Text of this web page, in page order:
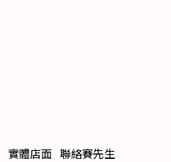
實體店面 聯絡賽先生